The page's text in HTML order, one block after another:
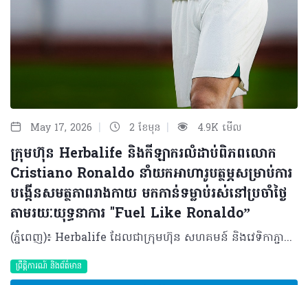
May 17, 2026 | 2 ខែមុន | 4.9K មើល
ក្រុមហ៊ុន Herbalife និងកីឡាករលំដាប់ពិភពលោក
Cristiano Ronaldo នាំយកអាហារូបត្ថម្ភសម្រាប់ការ
បង្កើនសមត្ថភាពរាងកាយ មកកាន់ទម្លាប់រស់នៅប្រចាំថ្ងៃ
តាមរយៈយុទ្ធនាការ "Fuel Like Ronaldo”
(ភ្នំពេញ)៖ Herbalife ដែលជាក្រុមហ៊ុន សហគមន៍ និងវេទិកាភ្ជាប់ទំនាក់ទំនង លំដាប់ថ្នាក់ពិភពលោក ផ្នែកសុខភាព និងសុខុមាលភាព បានប្រកាសដាក់ដំណើរការយុទ្ធនាការ "Fuel Like Ronaldo" ដែលជាគំនិតផ្តួចផ្តើមជាសកលមួយក្នុងការបំប្លែងរបបអាហារូបត្ថម្ភរបស់កីឡាករឆ្នើម និងយុទ្ធសាស្ត្របង្កើនសមត្ថភាពរាងកាយ ឱ្យទៅជាការណែនាំជាក់ស្តែងសម្រាប់អ្នកស្វែងរកសុខុមាលភាពទូទៅក្នុងជីវភាពប្រចាំថ្ងៃ។ ដោយផ្អែកលើបទពិសោធន៍ជាង ២០ ឆ្នាំក្នុងការផ្គត់ផ្គង់អាហារូបត្ថម្ភដល់កីឡាករឆ្នើមៗ ក្រុមហ៊ុន Herbalife បាននាំយកជំនាញអាហារូបត្ថម្ភដែលបានបញ្ជាក់ច្បាស់លាស់របស់ខ្លួន មកជូនដល់អ្នកដែលស្វែងរកសុខុមាលភាពនៅទូទាំងពិភពលោក។ លោកអ្នកអាចមើលសេចក្តីប្រកាសពេញលេញនៅទីនេះ៖ https://www.businesswire.com/news/home/20260508653160/en/ តាមរយៈបទពិសោធន៍ជាង ២០ ឆ្នាំក្នុងការធ្វើការជាមួយកីឡាករអាជីព រួមទាំងភាពជាដៃគូដ៏យូរអង្វែងជាមួយកំពូលកីឡាករលោក Cristiano Ronaldo ក្រុមហ៊ុន Herbalife កំពុងធ្វើឱ្យជំនាញផ្នែកអាហារូបត្ថម្ភកីឡារបស់ខ្លួនកាន់តែមានភាពទូលំទូលាយ ដើម្បីជួយអ្នកប្រើប្រាស់ក្នុងការបង្កើនថាមពល គាំទ្រដល់ការស្តារឡើងវិញនៃសុខភាព និងកសាងទម្លាប់ប្រចាំថ្ងៃឱ្យកាន់តែមានសុខភាពល្អ។ ការដាក់ចេញនូវយុទ្ធនាការនេះធ្វើឡើងស្របពេលដែលកំពុងមានការចាប់អារម្មណ៍ ព្រឹត្តិការណ៍បាល់ទាត់ដ៏ធំបំផុតនៅរដូវក្តៅខាងមុខនេះ ដែលបង្ហាញពីរបៀបដែលវិន័យ និងការរៀបចំខ្លួនរបស់កីឡាករឆ្នើមៗ អាចជម្រុញឱ្យមានទម្លាប់រស់នៅប្រកបដោយសុខភាពល្អបាន។ លោក Stephan Gratziani នាយកប្រតិបត្តិក្រុមហ៊ុន Herbalife បានមានប្រសាសន៍ថា៖ "អស់រយៈពេលជាងពីរទសវត្សរ៍មកហើយដែល Herbalife បានជួយកីឡាករឆ្នើមៗក្នុងការពង្រឹងសមត្ថភាពតាមរយៈកម្មវិធីអាហារូបត្ថម្ភដែលគាំទ្រដោយវិទ្យាសាស្ត្រ។ យុទ្ធនាការ 'Fuel Like Ronaldo' ធ្វើឱ្យជំនាញអាហារូបត្ថម្ភរបស់ Herbalife អាចឈានទៅដល់មនុស្សគ្រប់ៗគ្នា។ យើងកំពុងបញ្ជូលជំនាញផ្នែកអាហារូបត្ថម្ភសម្រាប់ការបង្កើនសមត្ថភាពកីឡា ជាមួយនឹងឧបករណ៍ឌីជីថលថ្មីៗ ដើម្បីបង្កើតប្រព័ន្ធដ៏សាមញ្ញ និងមានប្រសិទ្ធភាព ដែលអាចជួយឱ្យមនុស្សគ្រប់គ្នា អាចរស់​នៅដោយមានសុខភាពល្អ និងសកម្មជាងមុន"។ ពីវិទ្យាសាស្ត្រកីឡា មកកាន់ទម្លាប់ប្រចាំថ្ងៃ យុទ្ធនាការនេះធ្វើឱ្យវិទ្យាសាស្ត្រកីឡាដ៏ស្មុគស្មាញ ក្លាយជាដំណាក់កាលសាមញ្ញចំនួន ៤ ៖ ការរៀបចំ (Prepare): រៀនពីរបៀបរៀបចំរាងកាយរបស់អ្នកឱ្យបានត្រឹមត្រូវ ជាមួយនឹងអាហារូបត្ថម្ភដែលមានតុល្យភាព និងការផ្តល់​ជាតិទឹកឱ្យបានគ្រប់គ្រាន់ ការអនុវត្ត (Perform): ស្វែងរកយុទ្ធសាស្ត្រដើម្បីរក្សាថាមពល និងការផ្តោតអារម្មណ៍ក្នុងអំឡុងពេលការងារប្រចាំថ្ងៃ និងសកម្មភាពរាងកាយ ការស្តារឡើងវិញ (Recover): ស្វែងយល់ពីរបៀបស្តារកម្លាំង និងការជួសជុលសាច់ដុំប្រកបដោយប្រសិទ្ធភាព ការធ្វើឱ្យបានជាប់ៗគ្នា (Repeat): ធ្វើឱ្យការអនុវត្តទៅជាទម្លាប់ ដើម្បីបង្កើតមូលដ្ឋានគ្រឹះសម្រាប់សុខុមាលភាពរយៈពេលវែង ភាពជាដៃគូដែលបង្កើតឡើងផ្អែកលើសមត្ថភាព Herbalife គឺជាអាហារក្រឡុកប្រូតេអ៊ីនលេខ ១ និងជាម៉ាកយីហោអាហារូបត្ថម្ភជួយទ្រទ្រង់ការស់នៅសកម្មលេខ ១ ក្នុងពិភពលោក ដែលត្រូវបានជឿទុកចិត្តដោយកីឡាករ និងក្រុមអាជីពជាង ១២០ ក្នុងប្រភេទកីឡាជាង ៣៥។ ក្នុងវិស័យបាល់ទាត់ Herbalife បាននឹងកំពុងឧបត្ថម្ភជាង ២០ ក្រុមនៅទូទាំងពិភពលោក រួមទាំងកីឡាករ កីឡាការិនី ក្រុមបាល់ទាត់ ក៏ដូចជាកម្មវិធីអភិវឌ្ឍន៍យុវជនផងដែរ ដែលមានមូលដ្ឋានគ្រឹះតាមរយៈភាពជាដៃគូជាង ២០ ឆ្នាំជាមួយក្រុម LA Galaxy ដែលជាការឧបត្ថម្ភដ៏យូរជាងគេបំផុតក្នុងប្រវត្តិសាស្ត្រក្របខណ្ឌ Major League Soccer។ ទំនាក់ទំនងរបស់ Herbalife ជាមួយលោក Cristiano Ronaldo ឆ្លុះបញ្ចាំងពីការប្តេជ្ញាចិត្តរួមគ្នា ចំពោះអាហារូបត្ថម្ភដែលជំរុញដល់ការបញ្ចេញសកម្មភាពអនុវត្ត។ ចាប់តាំងពីឆ្នាំ ២០១៣ មក Herbalife បានគាំទ្រដល់ការហ្វឹកហាត់ និងការស្តារឡើងវិញរបស់លោក Ronaldo ជាមួយនឹងផលិតផលនានាដូចជា អាហារក្រុឡុកប្រូតេអ៊ីន, Formula 1, និង Herbalife24® CR7 Drive ដែលជាអាហារូបត្ថម្ភផ្តល់ជាតិទឹកដែលត្រូវបានបង្កើតឡើងដោយផ្ទាល់ជាមួយលោក Ronaldo ដើម្បីជួយបំពេញតម្រូវការនៃការប្រកួតក្នុងកម្រិតខ្ពស់។ ភាពជាដៃគូនេះបានឈានទៅដល់ការពង្រឹកខ្លួនក្នុងផ្នែកអាហារូបត្ថម្ភផ្ទាល់ខ្លួន រួមទាំងការវិនិយោគរបស់លោក Ronaldo ដោយផ្ទាល់ក្នុងវេទិកាឌីជីថល Pro2col™ Herbalife និងការទិញយកទ្រព្យសម្បត្តិរបស់ក្រុមហ៊ុន Bioniq ដែលជាក្រុមហ៊ុនអាហារបំប៉នផ្ទាល់ខ្លួនគាំទ្រដោយលោក Ronaldo ផងដែរ។ ការខិតខំទាំងអស់នេះ ឆ្លុះបញ្ចាំងពីចក្ខុវិស័យរួមក្នុងការធ្វើឱ្យអាហារូបត្ថម្ភកម្រិតខ្ពស់សម្រាប់កីឡាករ អាចឱ្យមនុស្សទូទៅប្រើប្រាស់បានកាន់តែងាយស្រួល។ យុទ្ធនាការនេះត្រូវបានបំផុសគំនិតដោយការងាររបស់ Herbalife ក្នុងវិស័យកីឡា និងឈរលើមូលដ្ឋានសាមញ្ញមួយ៖ កីឡាករឆ្នើមៗ មានភាពល្អិតល្អន់ក្នុងការរក្សាទម្លាប់របស់ពួកគេ គោលការណ៍គ្រឹះដូចគ្នានេះ ក៏អាចអនុវត្តចំពោះជីវិតប្រចាំថ្ងៃបានដែរ។ ឧទាហរណ៍ ការផ្តល់ជាតិទឹកដើរតួនាទីយ៉ាងសំខាន់ក្នុងការផ្តល់ថាមពល ការផ្តោតអារម្មណ៍ និងការស្តារឡើងវិញ ប៉ុន្តែមនុស្សជាច្រើននៅមិនទាន់បានយកចិត្តទុកដាក់លើរឿងនេះនោះឡើយ។ "Fuel Like Ronaldo" នាំមកនូវការយល់ដឹងទាំងនេះមកអនុវត្តជាក់ស្តែង ដោយបង្ហាញពីរបៀបដែលទម្លាប់សាមញ្ញ ជាប់លាប់ និងអាចបង្កើតឱ្យមានភាពខុសគ្នាដ៏មានន័យបាន។ លោក Cristiano Ronaldo បាននិយាយថា៖ "វិន័យក្នុងអាហារូបត្ថម្ភតែងតែជាផ្នែកសំខាន់នៃភាពជោគជ័យរបស់ខ្ញុំ ទាំងនៅលើទីលាន និងក្រៅទីលាន។ ខ្ញុំបានធ្វើការជាមួយ Herbalife ជាច្រើនឆ្នាំមកហើយ ហើយខ្ញុំជឿជាក់លើថាមពលនៃការផ្គត់ផ្គង់ថាមពលដែលមានរចនាសម្ព័ន្ធ និងមានភាពជាប់លាប់។ យុទ្ធនាការ 'Fuel Like Ronaldo' គឺនិយាយអំពីការចែករំលែកគោលការណ៍ទាំងនោះដើម្បីឱ្យគ្រប់ៗគ្នា អាចមានសមត្ថភាពក្នុងការបញ្ចេញសកម្មភាព ស្តារឡើងវិញ និងមានអារម្មណ៍ស្រស់ថ្លាបំផុតជារៀងរាល់ថ្ងៃ។" បទពិសោធន៍យុទ្ធនាការជាសកល យុទ្ធនាការ “Fuel Like Ronaldo” ត្រូវបានដាក់ឱ្យអនុវត្តជាសកលតាមរូបភាពផ្សេងៗគ្នាជាច្រើន។ កម្មវិធីនេះរួមមាន ការបង្កើតសកម្មភាពដ៏ជក់ចិត្តសម្រាប់អ្នកគាំទ្រក្នុងព្រឹត្តិការណ៍កីឡាធំៗ ការចែករំលែកចំណេះដឹងផ្នែកសុខភាពពីសំណាក់អ្នកជំនាញ និងកីឡាករល្បីៗលើបណ្តាញសង្គម ព្រមទាំងការផ្តល់បទពិសោធន៍តាមប្រព័ន្ធឌីជីថល ដែលអនុញ្ញាតឱ្យសាធារណជនអាចចូលទៅស្វែងយល់ពីវិធីសាស្ត្រថែរក្សាសុខភាព និងការផ្តល់ថាមពលដល់រាងកាយឱ្យបានល្អដូចកីឡាករអាជីព។ អ្នកចែកចាយឯករាជ្យរបស់ក្រុមហ៊ុន Herbalife ជាង ២ លាននាក់ គឺជាផ្នែកដ៏សំខាន់នៃគំនិតផ្តួចផ្តើមនេះ។ ពួកគាត់នឹងនាំយកយុទ្ធនាការនេះទៅកាន់សហគមន៍នានានៅជុំវិញពិភពលោក ដោយជួយណែនាំអតិថិជនឱ្យចេះអនុវត្តតាមជំហានទាំង ៤ នៃយុទ្ធនាការនេះ ទៅក្នុងទម្លាប់រស់នៅប្រចាំថ្ងៃ។ លើសពីនេះ យុទ្ធនាការនេះក៏នឹងបង្ហាញនូវអាហារូបត្ថម្ភដែលបំផុសគំនិតដោយលោក Ronaldo ផលិតឡើងពីផលិតផល Herbalife ដែលលោក Cristiano Ronaldo ប្រើប្រាស់ដោយផ្ទាល់។ នេះគឺជាវិធីដែលជួយឱ្យអ្នកប្រើប្រាស់ អាចទទួលបានបទពិសោធន៍ផ្ទាល់ពីរបៀបថែរក្សាសុខភាព និងការផ្តល់ថាមពលតាមបែបកីឡាករ Ronaldo។ ដើម្បីស្វែងយល់បន្ថែមអំពី Herbalife និងស្វែងយល់ពីលំហឌីជីថល "Fuel Like Ronaldo" សូមចូលទៅកាន់៖ www.fuellikeronaldo.com (1) Source: Euromonitor; CH2025ed, protein shake as sports protein powder, sports protein RTDs, meal replacement, supplement nutrition drinks & protein supplements; combined % RSP share GBO for 2024. (2) Source: Euromonitor; CH2025ed, active & lifestyle nutrition as weight management & wellbeing, sports nutrition and vitamins & dietary supplements definitions; combined % RSP share GBO for 2024. RTD = Ready to Drink; RSP = Retail Selling Price; GBO = Global Brand Owner. Herbalife is not affiliated with, endorsed by, or an official sponsor or partner of FIFA or the 2026 FIFA World Cup™. All trademarks are the property of their respective owners. អំពីក្រុមហ៊ុន Herbalife ក្រុមហ៊ុន Herbalife (NYSE: HLF) គឺជាក្រុមហ៊ុនសុខភាព និងសុខុមាលភាពឈានមុខគេ និងជាសហគមន៍ដែលកំពុងផ្លាស់ប្តូរជីវិតរបស់មនុស្សជាមួយនឹងផលិតផលអាហារូបត្ថម្ភដ៏អស្ចារ្យ និងជាឱកាសអាជីវកម្មសម្រាប់សមាជិកឯករាជ្យរបស់ខ្លួនចាប់តាំងពីឆ្នាំ 1980។ ក្រុមហ៊ុនផ្តល់ជូននូវផលិតផលដែលគាំទ្រដោយវិទ្យាសាស្រ្តដល់អ្នកប្រើប្រាស់នៅក្នុងទីផ្សារជាង 90។ តាមរយៈសមាជិកឯករាជ្យដែលផ្តល់ជូននូវការបណ្តុះបណ្តាលមួយទល់មួយ និងផ្តល់ការគាំទ្រសហគមន៍ដោយបំផុសគំនិតឱ្យអតិថិជនប្រកាន់ខ្ជាប់នូវរបៀបរស់នៅដែលមានភាពសកម្ម។
ព្រឹត្តិការណ៍ និងព័ត៌មាន